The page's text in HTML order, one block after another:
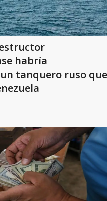
habría
tanquero ruso que